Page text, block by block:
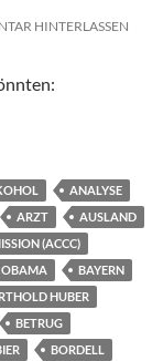
HINTERLASSEN
ANALYSE
ARZT
AUSLAND
(ACCC)
OBAMA
BAYERN
HUBER
BETRUG
BORDELL